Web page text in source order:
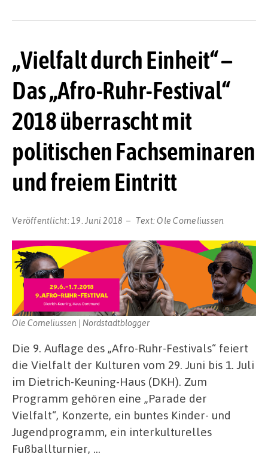
„Vielfalt durch Einheit“ –
Das „Afro-Ruhr-Festival“
2018 überrascht mit
politischen Fachseminaren
und freiem Eintritt
Veröffentlicht: 19. Juni 2018 Text:Ole Corneliussen
Ole Corneliussen | Nordstadtblogger
Die 9. Auflage des „Afro-Ruhr-Festivals“ feiert
die Vielfalt der Kulturen vom 29. Juni bis 1. Juli
im Dietrich-Keuning-Haus (DKH). Zum
Programm gehören eine „Parade der
Vielfalt“, Konzerte, ein buntes Kinder- und
Jugendprogramm, ein interkulturelles
Fußballturnier, …